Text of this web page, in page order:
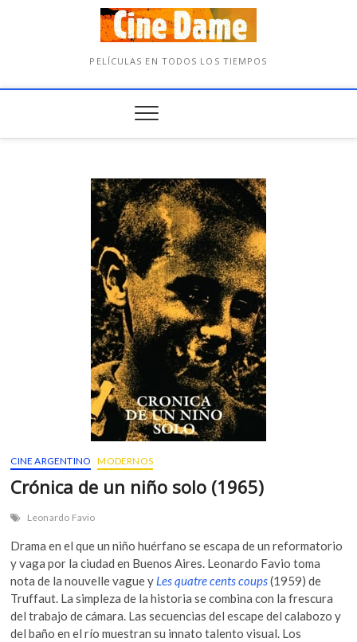
PELÍCULAS EN TODOS LOS TIEMPOS
CINE ARGENTINO MODERNOS
Crónica de un niño solo (1965)
Leonardo Favio
Drama en el que un niño huérfano se escapa de un reformatorio
y vaga por la ciudad en Buenos Aires. Leonardo Favio toma
nota de la nouvelle vague y Les quatre cents coups(1959) de
Truffaut. La simpleza de la historia se combina con la frescura
del trabajo de cámara. Las secuencias del escape del calabozo y
del baño en el río muestran su innato talento visual. Los